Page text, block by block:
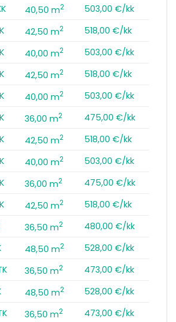
40,50 m2
503,00 €/kk
42,50 m2
518,00 €/kk
40,00 m2
503,00 €/kk
42,50 m2
518,00 €/kk
40,00 m2
503,00 €/kk
36,00 m2
475,00 €/kk
42,50 m2
518,00 €/kk
40,00 m2
503,00 €/kk
36,00 m2
475,00 €/kk
42,50 m2
518,00 €/kk
36,50 m2
480,00 €/kk
48,50 m2
528,00 €/kk
36,50 m2
473,00 €/kk
48,50 m2
528,00 €/kk
36,50 m2
473,00 €/kk